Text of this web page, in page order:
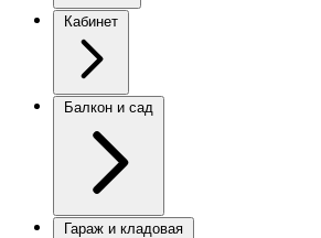
Кабинет
Балкон и сад
Гараж и кладовая